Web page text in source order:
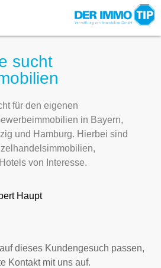
sucht
für den eigenen
in Bayern,
und Hamburg. Hierbei sind
von Interesse.
Haupt
dieses Kundengesuch passen,
Kontakt mit uns auf.